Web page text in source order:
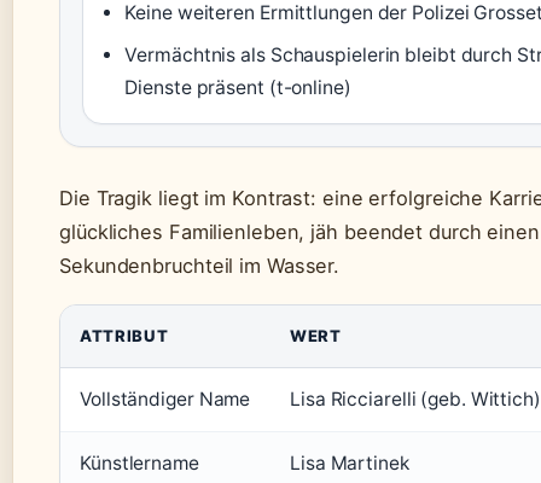
Keine weiteren Ermittlungen der Polizei
Vermächtnis als Schauspielerin bleibt durch
Dienste präsent (t-online)
Die Tragik liegt im Kontrast: eine erfolgreiche
glückliches Familienleben, jäh beendet durch einen
Sekundenbruchteil im Wasser.
ATTRIBUT WERT
Vollständiger Name Lisa Ricciarelli (geb. Wittich)
Künstlername Lisa Martinek